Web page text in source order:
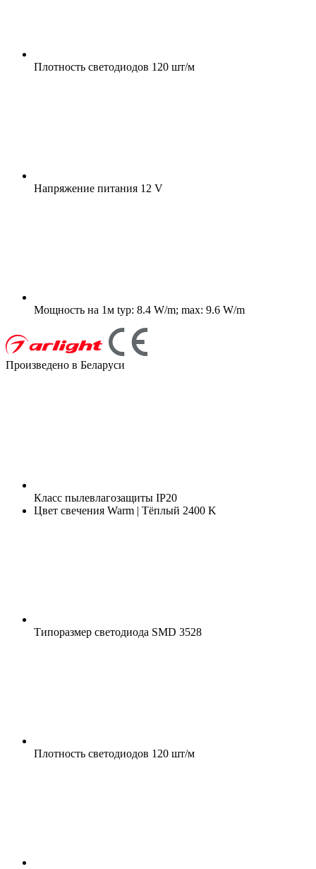
Плотность светодиодов 120 шт/м
Напряжение питания 12 V
Мощность на 1м typ: 8.4 W/m; max: 9.6 W/m
Произведено в Беларуси
Класс пылевлагозащиты IP20
Цвет свечения Warm | Тёплый 2400 K
Типоразмер светодиода SMD 3528
Плотность светодиодов 120 шт/м